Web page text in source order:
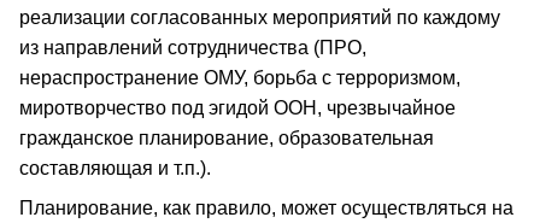
реализации согласованных мероприятий по каждому
из направлений сотрудничества (ПРО,
нераспространение ОМУ, борьба с терроризмом,
миротворчество под эгидой ООН, чрезвычайное
гражданское планирование, образовательная
составляющая и т.п.).
Планирование, как правило, может осуществляться на